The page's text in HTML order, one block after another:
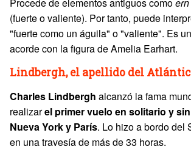
(fuerte o valiente). Por tanto, puede
"fuerte como un águila" o "valiente". Es
acorde con la figura de Amelia Earhart.
Lindbergh, el apellido del
Charles Lindbergh alcanzó la fama
realizarel primer vuelo en solitario y
Nueva York y París. Lo hizo a bordo del
en una travesía de más de 33 horas.